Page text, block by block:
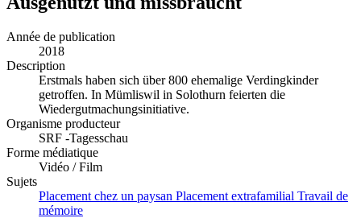
Année de publication
2018
Description
Erstmals haben sich über 800 ehemalige Verdingkinder
getroffen. In Mümliswil in Solothurn feierten die
Wiedergutmachungsinitiative.
Organisme producteur
SRF -Tagesschau
Forme médiatique
Vidéo / Film
Sujets
Placement chez un paysan Placement extrafamilial Travail de
mémoire